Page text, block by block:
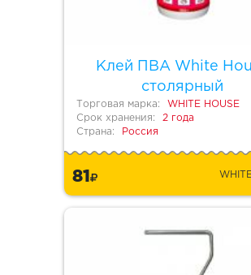
Клей ПВА White
столярный
Торговая марка:
WHITE HOUSE
Срок хранения:
2 года
Страна:
Россия
81